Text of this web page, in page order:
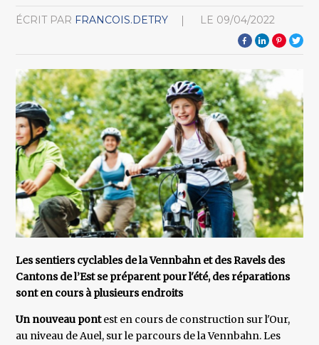
ÉCRIT PAR FRANCOIS.DETRY LE 09/04/2022
Les sentiers cyclables de la Vennbahn et des Ravels des
Cantons de l’Est se préparent pour l'été, des réparations
sont en cours à plusieurs endroits
Un nouveau pontest en cours de construction sur l'Our,
au niveau de Auel, sur le parcours de la Vennbahn. Les